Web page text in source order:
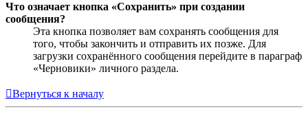
Что означает кнопка «Сохранить» при создании
сообщения?
Эта кнопка позволяет вам сохранять сообщения для
того, чтобы закончить и отправить их позже. Для
загрузки сохранённого сообщения перейдите в параграф
«Черновики» личного раздела.
Вернуться к началу